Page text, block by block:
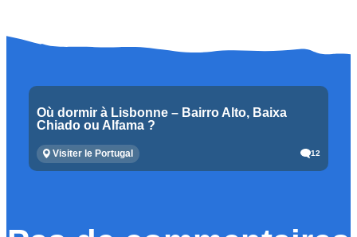
Où dormir à Lisbonne – Bairro Alto, Baixa
Chiado ou Alfama ?
Visiter le Portugal 12